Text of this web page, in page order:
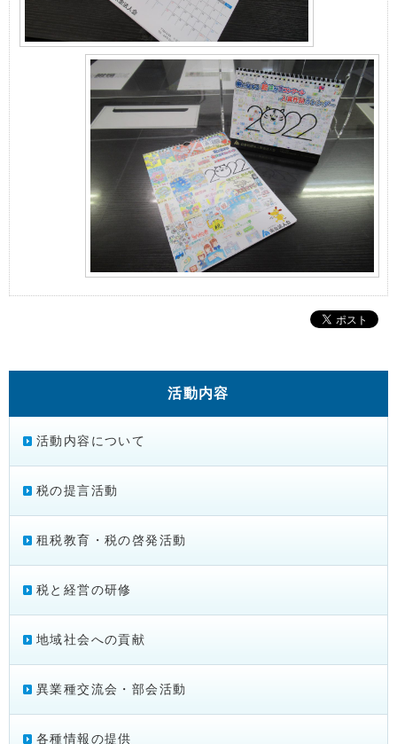
活動内容
活動内容について
税の提言活動
租税教育・税の啓発活動
税と経営の研修
地域社会への貢献
異業種交流会・部会活動
各種情報の提供